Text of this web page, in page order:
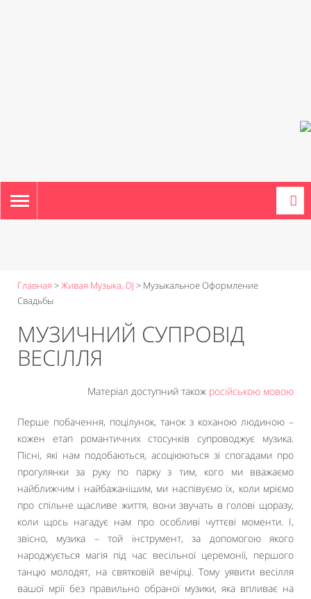
TOGGLE
NAVIGATION
Главная >Живая Музыка, DJ > Музыкальное Оформление
Свадьбы
МУЗИЧНИЙ СУПРОВІД
ВЕСІЛЛЯ
Матеріал доступний також російською мовою
Перше побачення, поцілунок, танок з коханою людиною –
кожен етап романтичних стосунків супроводжує музика.
Пісні, які нам подобаються, асоціюються зі спогадами про
прогулянки за руку по парку з тим, кого ми вважаємо
найближчим і найбажанішим, ми наспівуємо їх, коли мріємо
про спільне щасливе життя, вони звучать в голові щоразу,
коли щось нагадує нам про особливі чуттєві моменти. І,
звісно, музика – той інструмент, за допомогою якого
народжується магія під час весільної церемонії, першого
танцю молодят, на святковій вечірці. Тому уявити весілля
вашої мрії без правильно обраної музики, яка впливає на